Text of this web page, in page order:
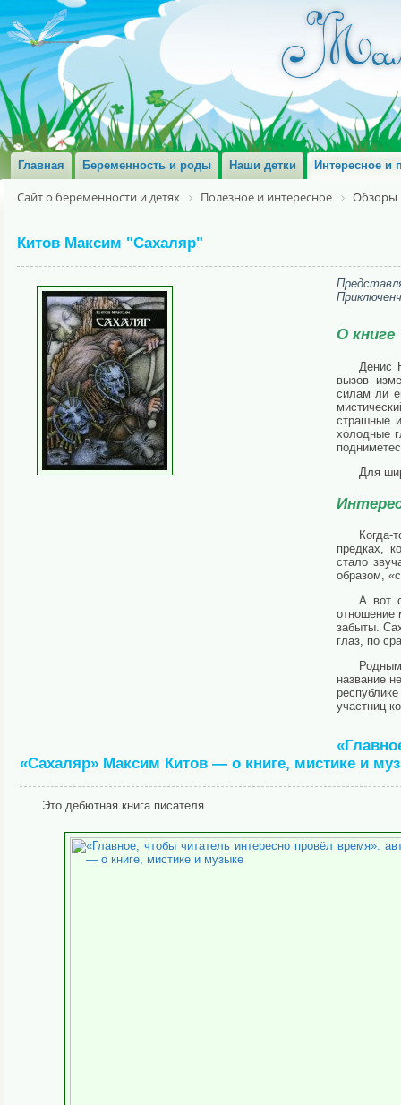
Главная Беременность и роды Наши детки Интересное и
Сайт о беременности и детях Полезное и интересное Обзоры
Китов Максим "Сахаляр"
О книге
Денис
вызов
силам ли
страшные
холодные
Для
Когда-
предках,
стало
образом,
А вот
отношение
забыты.
глаз, по
название
участниц
«Сахаляр» Максим Китов — о книге, мистике и
Это дебютная книга писателя.